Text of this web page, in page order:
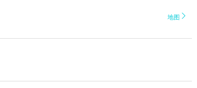
地图 